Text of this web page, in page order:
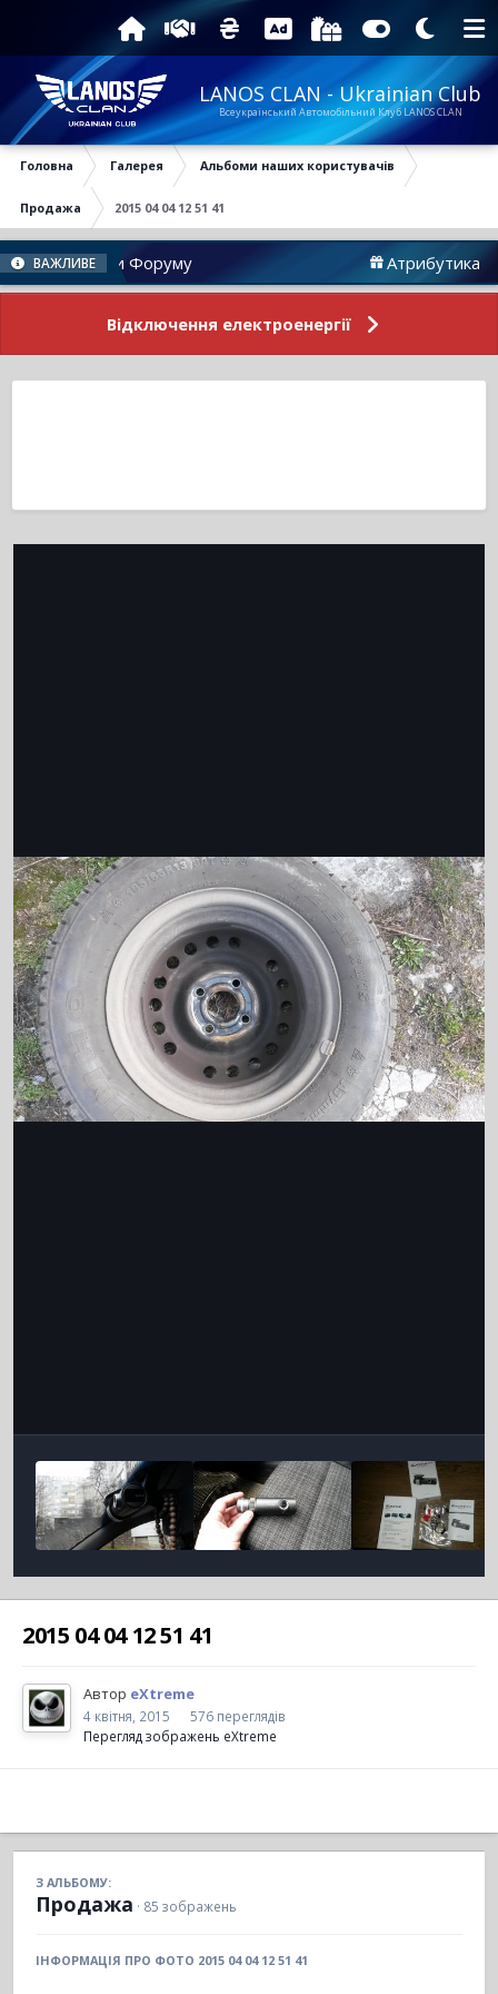
LANOS CLAN - Ukrainian Club
Всеукраїнський Автомобільний Клуб LANOS CLAN
Головна Галерея Альбоми наших користувачів
Продажа 2015 04 04 12 51 41
ВАЖЛИВЕ
Новини Форуму Атрибутика
Відключення електроенергії
2015 04 04 12 51 41
Автор eXtreme
4 квітня, 2015
576 переглядів
Перегляд зображень eXtreme
З АЛЬБОМУ:
Продажа · 85 зображень
ІНФОРМАЦІЯ ПРО ФОТО 2015 04 04 12 51 41